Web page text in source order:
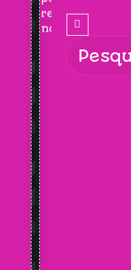
receber
novidades!